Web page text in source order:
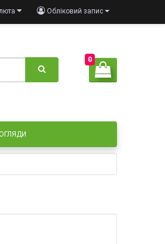
Обліковий запис
0